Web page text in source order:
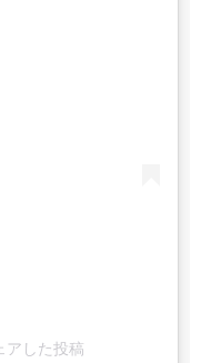
アした投稿